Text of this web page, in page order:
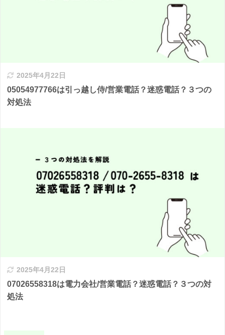
2025年4月22日
05054977766は引っ越し侍/営業電話？迷惑電話？３つの
対処法
2025年4月22日
07026558318は電力会社/営業電話？迷惑電話？３つの対
処法